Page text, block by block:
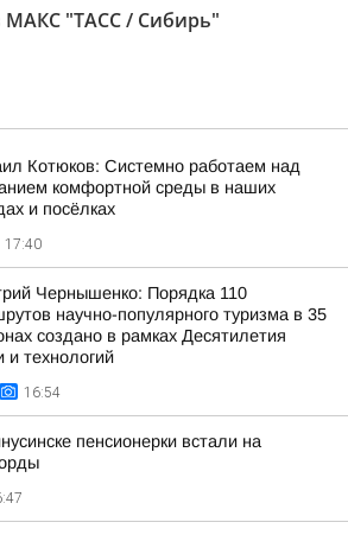
МАКС "ТАСС / Сибирь"
Котюков: Системно работаем над
комфортной среды в наших
и посёлках
17:40
Чернышенко: Порядка 110
научно-популярного туризма в 35
создано в рамках Десятилетия
и технологий
16:54
пенсионерки встали на